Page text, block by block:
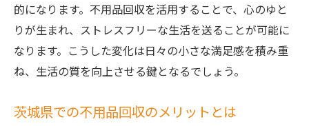
片付け屋ハリィに相談して茨城県で安心の不用
品回収
片付け屋ハリィの安心ポイントとは
茨城県で信頼される不用品回収サービス
片付け屋ハリィがおすすめする相談方法
的になります。不用品回収を活用することで、心のゆと
りが生まれ、ストレスフリーな生活を送ることが可能に
なります。こうした変化は日々の小さな満足感を積み重
ね、生活の質を向上させる鍵となるでしょう。
茨城県での不用品回収のメリットとは